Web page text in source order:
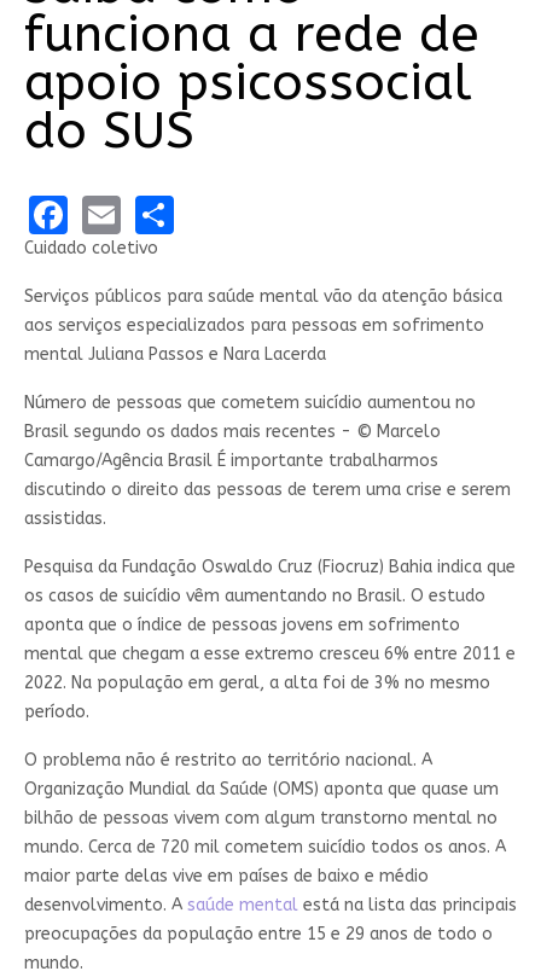
funciona a rede de
apoio psicossocial
do SUS
Facebook
EmailShare
Cuidado coletivo
Serviços públicos para saúde mental vão da atenção básica
aos serviços especializados para pessoas em sofrimento
mental Juliana Passos e Nara Lacerda
Número de pessoas que cometem suicídio aumentou no
Brasil segundo os dados mais recentes - © Marcelo
Camargo/Agência Brasil É importante trabalharmos
discutindo o direito das pessoas de terem uma crise e serem
assistidas.
Pesquisa da Fundação Oswaldo Cruz (Fiocruz) Bahia indica que
os casos de suicídio vêm aumentando no Brasil. O estudo
aponta que o índice de pessoas jovens em sofrimento
mental que chegam a esse extremo cresceu 6% entre 2011 e
2022. Na população em geral, a alta foi de 3% no mesmo
período.
O problema não é restrito ao território nacional. A
Organização Mundial da Saúde (OMS) aponta que quase um
bilhão de pessoas vivem com algum transtorno mental no
mundo. Cerca de 720 mil cometem suicídio todos os anos. A
maior parte delas vive em países de baixo e médio
desenvolvimento. A saúde mentalestá na lista das principais
preocupações da população entre 15 e 29 anos de todo o
mundo.